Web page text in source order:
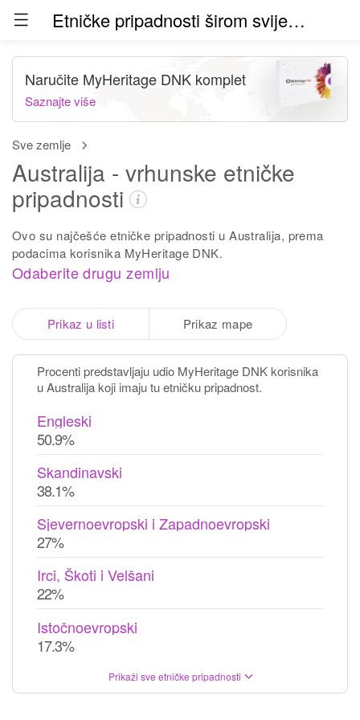
Etničke pripadnosti širom svijeta (beta)
Sve zemlje
Australija - vrhunske etničke
pripadnosti
Ovo su najčešće etničke pripadnosti u Australija, prema
podacima korisnika MyHeritage DNK.
Odaberite drugu zemlju
Naručite MyHeritage DNK komplet
Saznajte više
Prikaz u listi Prikaz mape
Procenti predstavljaju udio MyHeritage DNK korisnika
u Australija koji imaju tu etničku pripadnost.
Engleski
50.9%
Skandinavski
38.1%
Sjevernoevropski i Zapadnoevropski
27%
Irci, Škoti i Velšani
22%
Istočnoevropski
17.3%
Prikaži sve etničke pripadnosti